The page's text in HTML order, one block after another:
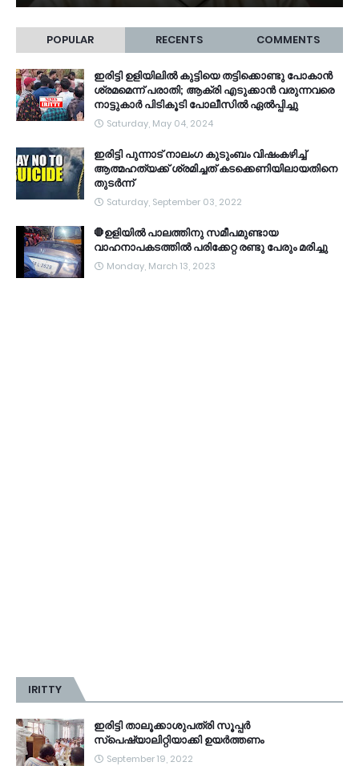
POPULAR RECENTS COMMENTS
ഇരിട്ടി ഉളിയിലിൽ കുട്ടിയെ തട്ടിക്കൊണ്ടു പോകാൻ
ശ്രമമെന്ന് പരാതി; ആക്രി എടുക്കാൻ വരുന്നവരെ
നാട്ടുകാർ പിടികൂടി പോലീസിൽ ഏൽപ്പിച്ചു
Saturday, May 04, 2024
ഇരിട്ടി പുന്നാട് നാലംഗ കുടുംബം വിഷംകഴിച്ച്‌
ആത്മഹത്യക്ക് ശ്രമിച്ചത് കടക്കെണിയിലായതിനെ
തുടർന്ന്
Saturday, September 03, 2022
🛑ഉളിയിൽ പാലത്തിനു സമീപമുണ്ടായ
വാഹനാപകടത്തിൽ പരിക്കേറ്റ രണ്ടു പേരും മരിച്ചു
Monday, March 13, 2023
IRITTY
ഇരിട്ടി താലൂക്കാശുപത്രി സൂപ്പർ
സ്‌പെഷ്യാലിറ്റിയാക്കി ഉയർത്തണം
September 19, 2022